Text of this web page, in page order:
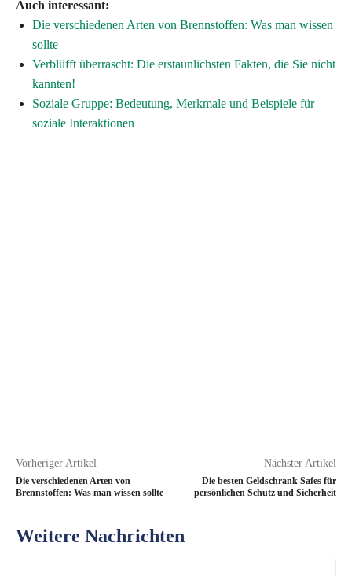
Auch interessant:
Die verschiedenen Arten von Brennstoffen: Was man wissen
sollte
Verblüfft überrascht: Die erstaunlichsten Fakten, die Sie nicht
kannten!
Soziale Gruppe: Bedeutung, Merkmale und Beispiele für
soziale Interaktionen
Vorheriger Artikel
Die verschiedenen Arten von
Brennstoffen: Was man wissen sollte
Nächster Artikel
Die besten Geldschrank Safes für
persönlichen Schutz und Sicherheit
Weitere Nachrichten